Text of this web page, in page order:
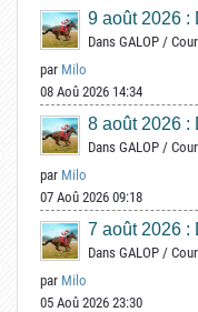
9 août 2026 :
Dans GALOP /
par Milo
08 Aoû 2026 14:34
8 août 2026 :
Dans GALOP /
par Milo
07 Aoû 2026 09:18
7 août 2026 :
Dans GALOP /
par Milo
05 Aoû 2026 23:30